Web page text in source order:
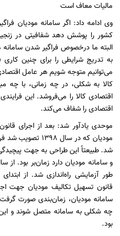
مالیات معاف است
وی ادامه داد: اگر سامانه مودیان
کشور را پوشش دهد شفافیتی در
البته ما درخصوص فراگیر شدن سامانه
به تدریج شرایطی را برای چنین کاری
می‌توانیم متوجه شویم هر عامل اقتصادی
کالا به شکلی، در چه زمانی، با چه
اقتصادی کالا را می‌فروشد. این
اقتصادی را شفاف می‌کند.
موحدی یادآور شد: بعد از اجرای
مودیان که در سال
شد. طبیعتاً این طراحی به جهت
قانون تسهیل تکالیف مودیان جهت
سامانه مودیان، زمان‌بندی صورت گرفت
چه شکلی به سامانه متصل شوند و
بود.